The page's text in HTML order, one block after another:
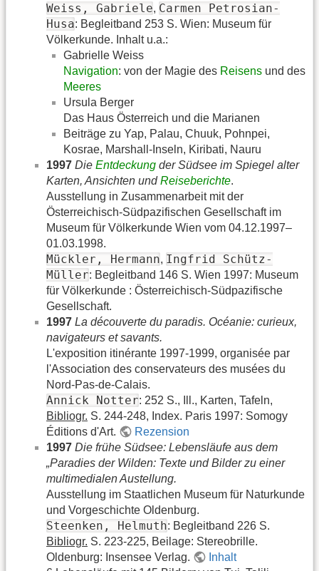
Weiss, Gabriele, Carmen Petrosian-
Husa: Begleitband 253 S. Wien: Museum für
Völkerkunde. Inhalt u.a.:
Gabrielle Weiss
Navigation: von der Magie des Reisens und des
Meeres
Ursula Berger
Das Haus Österreich und die Marianen
Beiträge zu Yap, Palau, Chuuk, Pohnpei,
Kosrae, Marshall-Inseln, Kiribati, Nauru
1997 Die Entdeckung der Südsee im Spiegel alter
Karten, Ansichten undReiseberichte.
Ausstellung in Zusammenarbeit mit der
Österreichisch-Südpazifischen Gesellschaft im
Museum für Völkerkunde Wien vom 04.12.1997–
01.03.1998.
Mückler, Hermann, Ingfrid Schütz-
Müller: Begleitband 146 S. Wien 1997: Museum
für Völkerkunde : Österreichisch-Südpazifische
Gesellschaft.
1997 La découverte du paradis. Océanie: curieux,
navigateurs et savants.
L'exposition itinérante 1997-1999, organisée par
l'Association des conservateurs des musées du
Nord-Pas-de-Calais.
Annick Notter: 252 S., Ill., Karten, Tafeln,
Bibliogr. S. 244-248, Index. Paris 1997: Somogy
Éditions d'Art.
Rezension
1997 Die frühe Südsee: Lebensläufe aus dem
„Paradies der Wilden: Texte und Bilder zu einer
multimedialen Austellung.
Ausstellung im Staatlichen Museum für Naturkunde
und Vorgeschichte Oldenburg.
Steenken, Helmuth: Begleitband 226 S.
Bibliogr. S. 223-225, Beilage: Stereobrille.
Oldenburg: Insensee Verlag.
Inhalt